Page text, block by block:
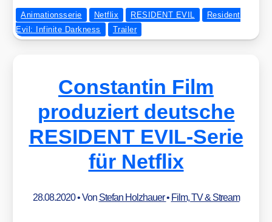
Animationsserie Netflix RESIDENT EVIL
Resident
Evil: Infinite Darkness
Trailer
Constantin Film
produziert deutsche
RESIDENT EVIL-Serie
für Netflix
28.08.2020• Von Stefan Holzhauer• Film, TV & Stream